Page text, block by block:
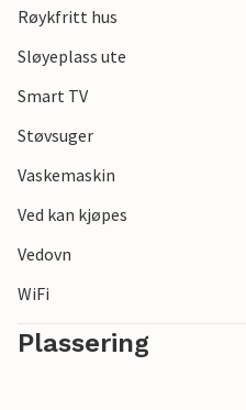
Røykfritt hus
Sløyeplass ute
Smart TV
Støvsuger
Vaskemaskin
Ved kan kjøpes
Vedovn
WiFi
Plassering